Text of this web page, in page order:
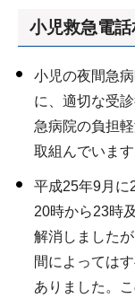
小児救急電
小児の夜間急
に、適切な受
急病院の負担
取組んでいます
平成25年9月に
20時から23時
解消しました
間によっては
ありました。